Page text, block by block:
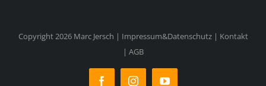
Copyright 2026 Marc Jersch | Impressum&Datenschutz| Kontakt
| AGB